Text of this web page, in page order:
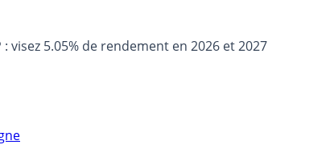
visez 5.05% de rendement en 2026 et 2027